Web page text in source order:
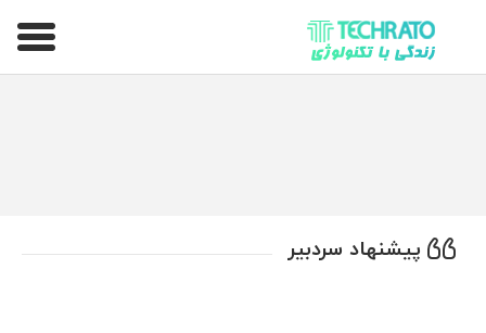
تکراتو – زندگی با تکنولوژی
پیشنهاد سردبیر